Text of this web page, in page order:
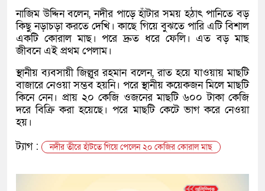
নাজিম উদ্দিন বলেন, নদীর পাড়ে হাঁটার সময় হঠাৎ পানিতে বড়
কিছু নড়াচড়া করতে দেখি। কাছে গিয়ে বুঝতে পারি এটি বিশাল
একটি কোরাল মাছ। পরে দ্রুত ধরে ফেলি। এত বড় মাছ
জীবনে এই প্রথম পেলাম।
স্থানীয় ব্যবসায়ী জিল্লুর রহমান বলেন, রাত হয়ে যাওয়ায় মাছটি
বাজারে নেওয়া সম্ভব হয়নি। পরে স্থানীয় কয়েকজন মিলে মাছটি
কিনে নেন। প্রায় ২০ কেজি ওজনের মাছটি ৬০০ টাকা কেজি
দরে বিক্রি করা হয়েছে। পরে মাছটি কেটে ভাগ করে নেওয়া
হয়।
ট্যাগ :
নদীর তীরে হাঁটতে গিয়ে পেলেন ২০ কেজির কোরাল মাছ